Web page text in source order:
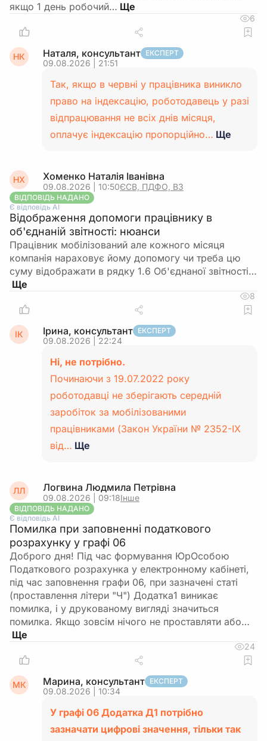
якщо 1 день робочий…
6
НК Наталя, консультант ЕКСПЕРТ
09.08.2026 | 21:51
Так, якщо в червні у працівника виникло
право на індексацію, роботодавець у разі
відпрацювання не всіх днів місяця,
оплачує індексацію пропорційно… Ще
НХ Хоменко Наталія Іванівна
09.08.2026 | 10:50ЄСВ, ПДФО, ВЗ
ВІДПОВІДЬ НАДАНО
Є відповідь АІ
Відображення допомоги працівнику в
об'єднаній звітності: нюанси
Працівник мобілізований але кожного місяця
компанія нараховує йому допомогу чи треба цю
суму відображати в рядку 1.6 Об'єднаної звітності…
8
ІК Ірина, консультант ЕКСПЕРТ
09.08.2026 | 22:24
Ні, не потрібно.
Починаючи з 19.07.2022 року
роботодавці не зберігають середній
заробіток за мобілізованими
працівниками (Закон України № 2352-IX
від… Ще
ЛЛ Логвина Людмила Петрівна
09.08.2026 | 09:18Інше
ВІДПОВІДЬ НАДАНО
Є відповідь АІ
Помилка при заповненні податкового
розрахунку у графі 06
Доброго дня! Під час формування ЮрОсобою
Податкового розрахунка у електронному кабінеті,
під час заповнення графи 06, при зазначені статі
(проставлення літери "Ч") Додатка1 виникає
помилка, і у друкованому вигляді значиться
помилка. Якщо зовсім нічого не проставляти або…
24
МК Марина, консультант ЕКСПЕРТ
09.08.2026 | 10:34
У графі 06 Додатка Д1 потрібно
зазначати цифрові значення, тільки так